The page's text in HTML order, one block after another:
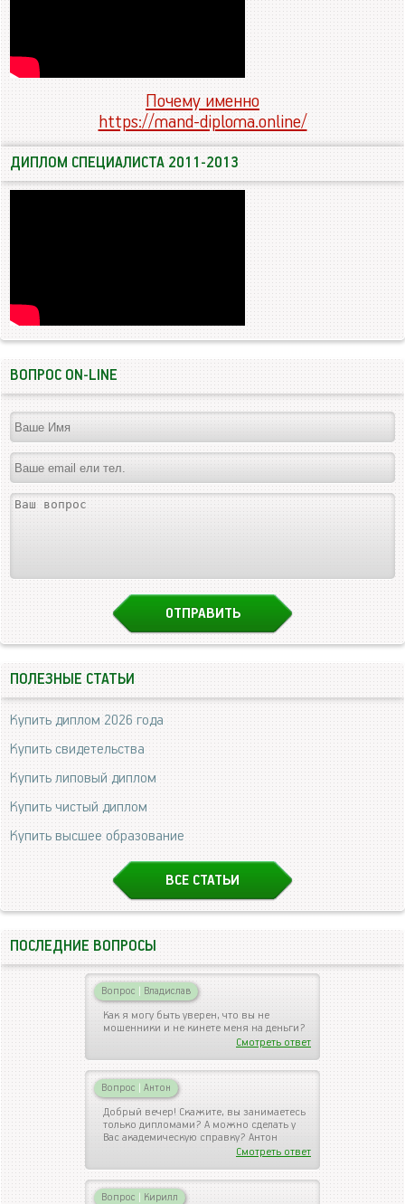
Почему именно
https://mand-diploma.online/
ДИПЛОМ СПЕЦИАЛИСТА 2011-2013
ВОПРОС ON-LINE
ПОЛЕЗНЫЕ СТАТЬИ
Купить диплом 2026 года
Купить свидетельства
Купить липовый диплом
Купить чистый диплом
Купить высшее образование
ВСЕ СТАТЬИ
ПОСЛЕДНИЕ ВОПРОСЫ
Вопрос | Владислав
Как я могу быть уверен, что вы не
мошенники и не кинете меня на деньги?
Смотреть ответ
Вопрос | Антон
Добрый вечер! Скажите, вы занимаетесь
только дипломами? А можно сделать у
Вас академическую справку? Антон
Смотреть ответ
Вопрос | Кирилл